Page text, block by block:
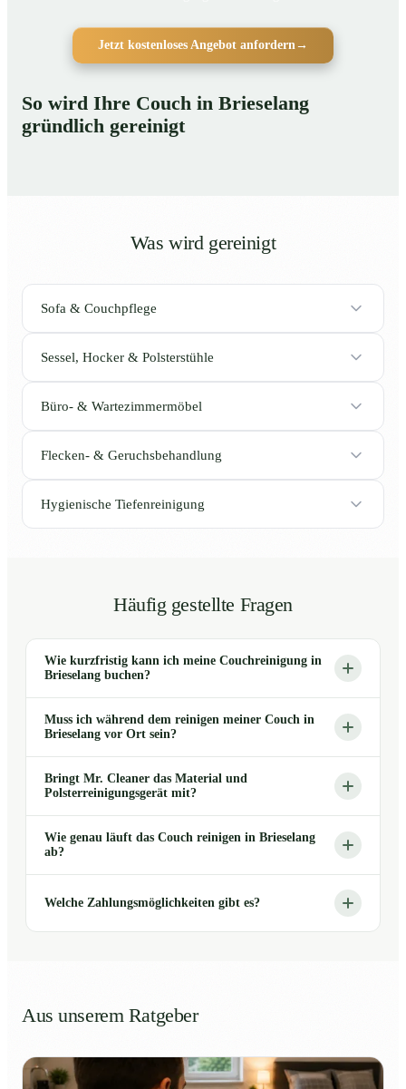
Jetzt kostenloses Angebot anfordern→
So wird Ihre Couch in Brieselang
gründlich gereinigt
Was wird gereinigt
Sofa & Couchpflege
Sessel, Hocker & Polsterstühle
Büro- & Wartezimmermöbel
Flecken- & Geruchsbehandlung
Hygienische Tiefenreinigung
Häufig gestellte Fragen
Wie kurzfristig kann ich meine Couchreinigung in
Brieselang buchen?
Muss ich während dem reinigen meiner Couch in
Brieselang vor Ort sein?
Bringt Mr. Cleaner das Material und
Polsterreinigungsgerät mit?
Wie genau läuft das Couch reinigen in Brieselang
ab?
Welche Zahlungsmöglichkeiten gibt es?
Aus unserem Ratgeber